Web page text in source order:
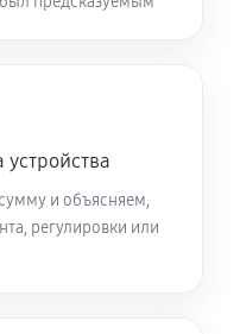
и объясняем,
регулировки или